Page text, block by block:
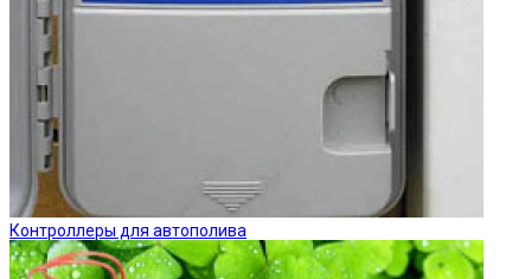
Контроллеры для автополива